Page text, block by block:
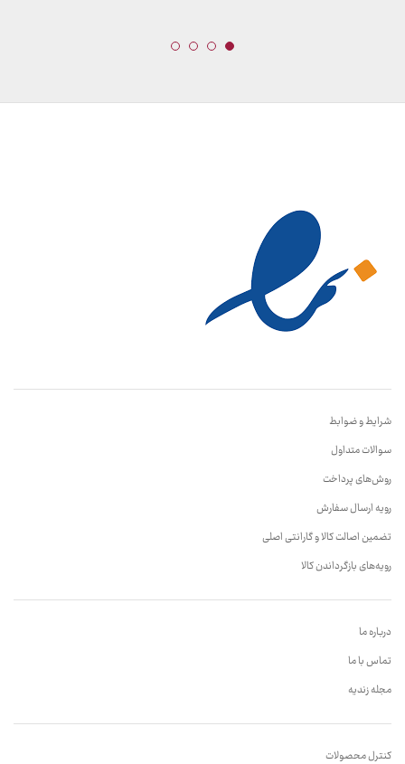
شرایط و ضوابط
سوالات متداول
روش‌های پرداخت
رویه ارسال سفارش
تضمین اصالت کالا و گارانتی اصلی
رویه‌های بازگرداندن کالا
درباره ما
تماس با ما
مجله زندیه
کنترل محصولات